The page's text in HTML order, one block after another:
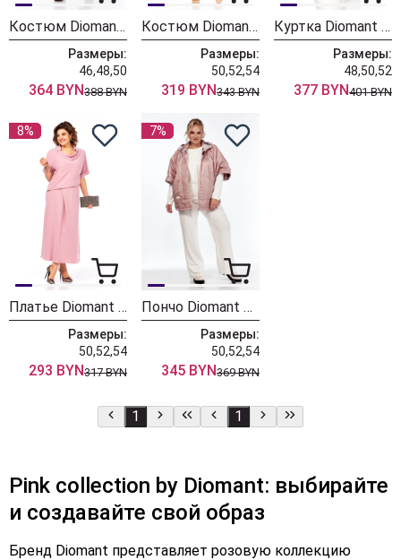
Костюм Diomant 2144 пудра
Размеры:
46,48,50
364 BYN388 BYN
Костюм Diomant 2146
Размеры:
50,52,54
319 BYN343 BYN
Куртка Diomant 2116 пудра + розовый
Размеры:
48,50,52
377 BYN401 BYN
8%
Платье Diomant 2079 розовый
Размеры:
50,52,54
293 BYN317 BYN
7%
Пончо Diomant 2014 пудра
Размеры:
50,52,54
345 BYN369 BYN
1 1
Pink collection by Diomant: выбирайте
и создавайте свой образ
Бренд Diomant представляет розовую коллекцию